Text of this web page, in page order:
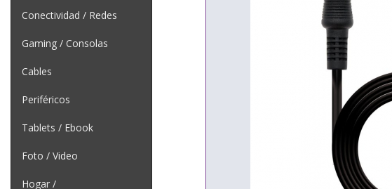
Conectividad / Redes
Gaming / Consolas
Cables
Periféricos
Tablets / Ebook
Foto / Video
Hogar /